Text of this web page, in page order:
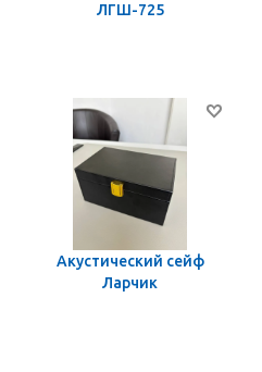
ЛГШ-725
Акустический сейф
Ларчик